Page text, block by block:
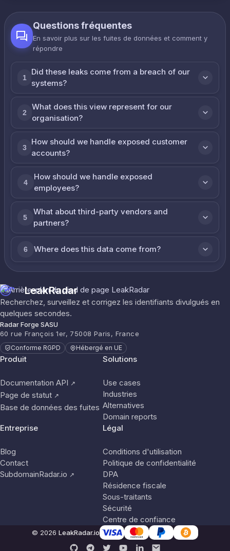
Questions fréquentes
En savoir plus sur les fuites de données et comment y
répondre
1
Did these leaks come from a breach of our
systems?
2
What does this view represent for our
organisation?
3
How should we handle exposed customer
accounts?
4
How should we handle exposed
employees?
5
What about third-party vendors and
partners?
6 Where does this data come from?
LeakRadar
Recherchez, surveillez et corrigez les identifiants divulgués en
quelques secondes.
Radar Forge SASU
60 rue François 1er, 75008 Paris, France
Conforme RGPD Hébergé en UE
Produit
Documentation API ↗
Page de statut ↗
Base de données des fuites
Solutions
Use cases
Industries
Alternatives
Domain reports
Entreprise
Blog
Contact
SubdomainRadar.io ↗
Légal
Conditions d'utilisation
Politique de confidentialité
DPA
Résidence fiscale
Sous-traitants
Sécurité
Centre de confiance
© 2026 LeakRadar.io